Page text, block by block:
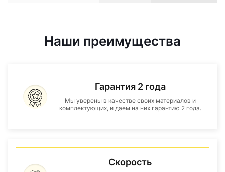
Наши преимущества
Гарантия 2 года
Мы уверены в качестве своих материалов и
комплектующих, и даем на них гарантию 2 года.
Скорость